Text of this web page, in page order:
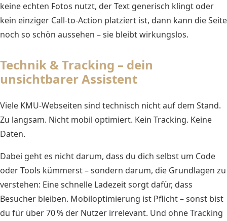
keine echten Fotos nutzt, der Text generisch klingt oder
kein einziger Call-to-Action platziert ist, dann kann die Seite
noch so schön aussehen – sie bleibt wirkungslos.
Technik & Tracking – dein
unsichtbarer Assistent
Viele KMU-Webseiten sind technisch nicht auf dem Stand.
Zu langsam. Nicht mobil optimiert. Kein Tracking. Keine
Daten.
Dabei geht es nicht darum, dass du dich selbst um Code
oder Tools kümmerst – sondern darum, die Grundlagen zu
verstehen: Eine schnelle Ladezeit sorgt dafür, dass
Besucher bleiben. Mobiloptimierung ist Pflicht – sonst bist
du für über 70 % der Nutzer irrelevant. Und ohne Tracking